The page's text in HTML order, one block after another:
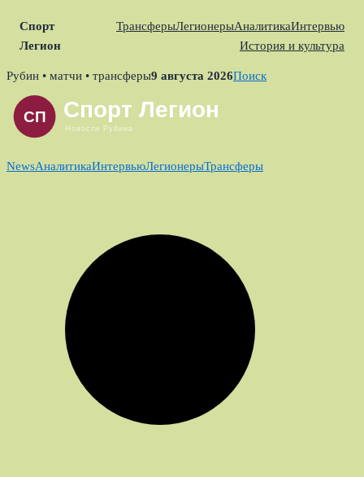
Спорт
Легион
ТрансферыЛегионерыАналитикаИнтервью
История и культура
Skip
content
Рубин • матчи • трансферы9 августа 2026Поиск
NewsАналитикаИнтервьюЛегионерыТрансферы